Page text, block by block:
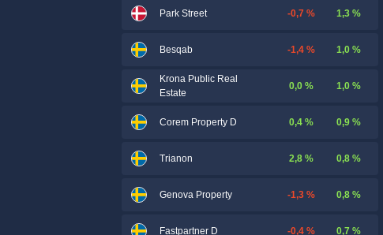
Park Street -0,7 % 1,3 %
Besqab -1,4 % 1,0 %
Krona Public Real
Estate
0,0 % 1,0 %
Corem Property D 0,4 % 0,9 %
Trianon 2,8 % 0,8 %
Genova Property -1,3 % 0,8 %
Fastpartner D -0,4 % 0,7 %